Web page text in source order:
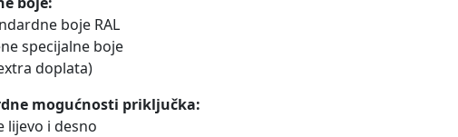
boje RAL
specijalne boje
doplata)
mogućnosti priključka:
lijevo i desno